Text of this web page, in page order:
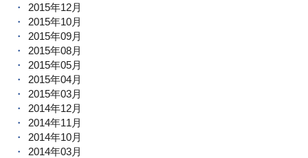
2015年12月
2015年10月
2015年09月
2015年08月
2015年05月
2015年04月
2015年03月
2014年12月
2014年11月
2014年10月
2014年03月